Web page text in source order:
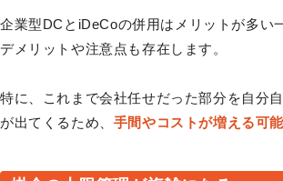
企業型DCとiDeCoの併用はメリットが多い
デメリットや注意点も存在します。
特に、これまで会社任せだった部分を自分
が出てくるため、 手間やコストが増える可